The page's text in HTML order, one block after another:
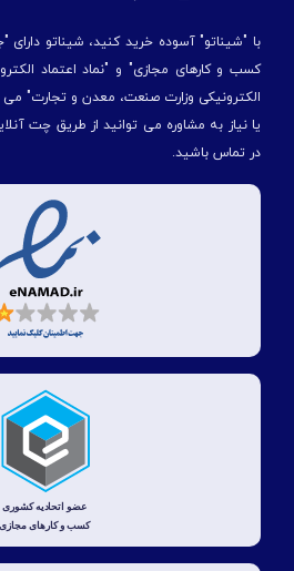
با "شیناتو" آسوده خرید کنید، شیناتو
کسب و کارهای مجازی" و "نماد اعتماد
الكترونیكی وزارت صنعت، معدن و تجارت"
یا نیاز به مشاوره می توانید از طریق چت
در تماس باشید.